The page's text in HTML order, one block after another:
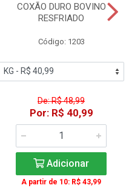
COXÃO DURO BOVINO
RESFRIADO
Código: 1203
De: R$ 48,99
Por: R$ 40,99
Adicionar
A partir de 10: R$ 43,99